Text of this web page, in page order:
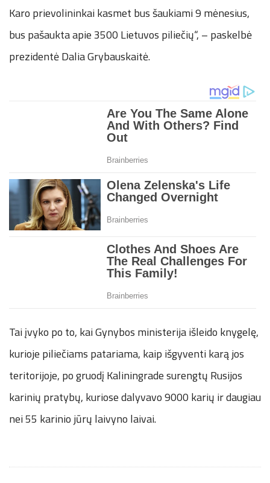
Karo prievolininkai kasmet bus šaukiami 9 mėnesius,
bus pašaukta apie 3500 Lietuvos piliečių“, – paskelbė
prezidentė Dalia Grybauskaitė.
Tai įvyko po to, kai Gynybos ministerija išleido knygelę,
kurioje piliečiams patariama, kaip išgyventi karą jos
teritorijoje, po gruodį Kaliningrade surengtų Rusijos
karinių pratybų, kuriose dalyvavo 9000 karių ir daugiau
nei 55 karinio jūrų laivyno laivai.